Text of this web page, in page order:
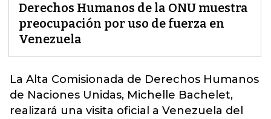
Derechos Humanos de la ONU muestra
preocupación por uso de fuerza en
Venezuela
La Alta Comisionada de Derechos Humanos
de Naciones Unidas, Michelle Bachelet,
realizará una visita oficial a Venezuela del